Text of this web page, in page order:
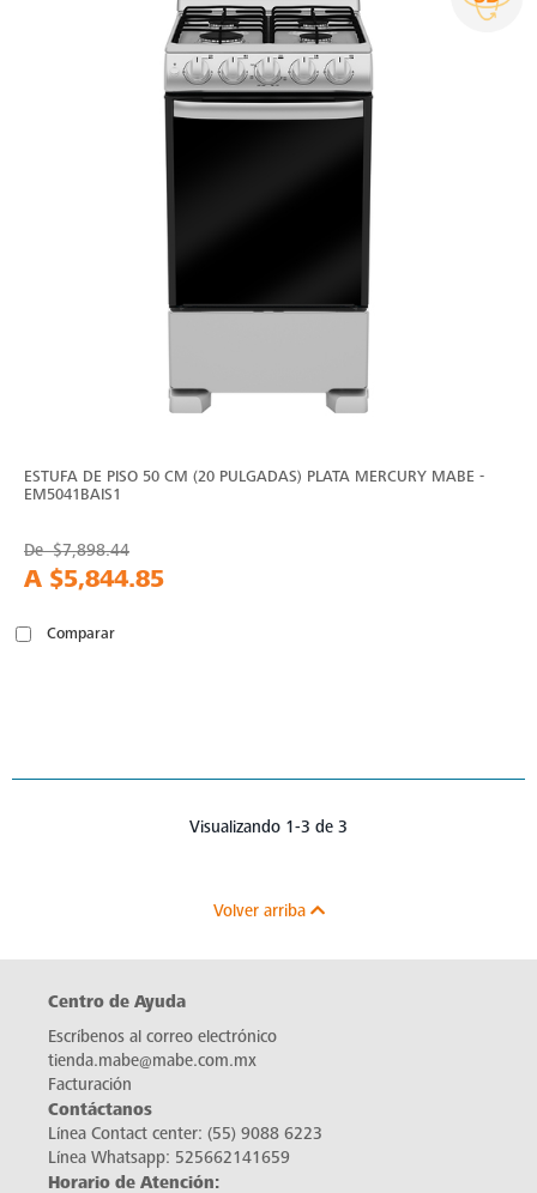
ESTUFA DE PISO 50 CM (20 PULGADAS) PLATA MERCURY MABE -
EM5041BAIS1
De$7,898.44
A $5,844.85
Comparar
Visualizando 1-3 de 3
Volver arriba
Centro de Ayuda
Escríbenos al correo electrónico
tienda.mabe@mabe.com.mx
Facturación
Contáctanos
Línea Contact center: (55) 9088 6223
Línea Whatsapp: 525662141659
Horario de Atención: